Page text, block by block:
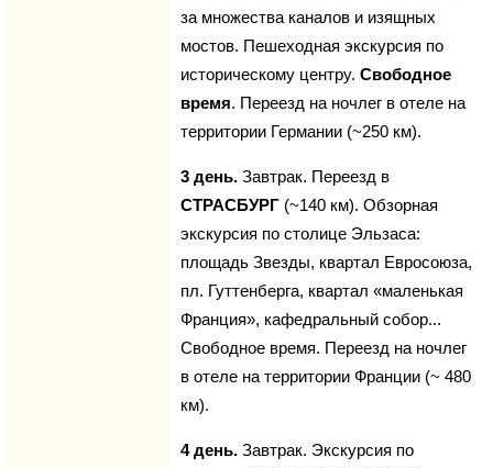
за множества каналов и изящных
мостов. Пешеходная экскурсия по
историческому центру. Свободное
время. Переезд на ночлег в отеле на
территории Германии (~250 км).
3 день. Завтрак. Переезд в
СТРАСБУРГ (~140 км). Обзорная
экскурсия по столице Эльзаса:
площадь Звезды, квартал Евросоюза,
пл. Гуттенберга, квартал «маленькая
Франция», кафедральный собор...
Свободное время. Переезд на ночлег
в отеле на территории Франции (~ 480
км).
4 день. Завтрак. Экскурсия по